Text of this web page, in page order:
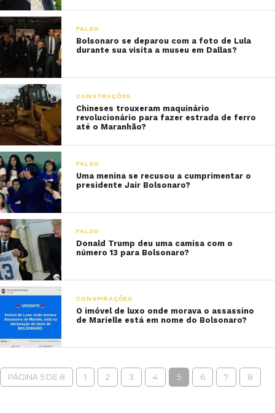
FALSO
Bolsonaro se deparou com a foto de Lula
durante sua visita a museu em Dallas?
CONSTRUÇÕES
Chineses trouxeram maquinário
revolucionário para fazer estrada de ferro
até o Maranhão?
FALSO
Uma menina se recusou a cumprimentar o
presidente Jair Bolsonaro?
FALSO
Donald Trump deu uma camisa com o
número 13 para Bolsonaro?
CONSPIRAÇÕES
O imóvel de luxo onde morava o assassino
de Marielle está em nome do Bolsonaro?
PÁGINA 5 DE 8 1 2 3 4 5 6 7 8